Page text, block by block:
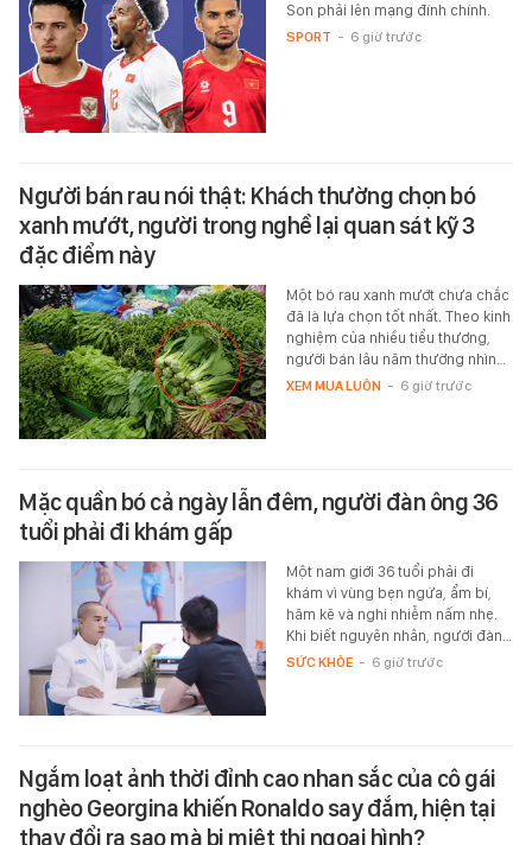
Son phải lên mạng đính chính.
SPORT - 6 giờ trước
Người bán rau nói thật: Khách thường chọn bó
xanh mướt, người trong nghề lại quan sát kỹ 3
đặc điểm này
Một bó rau xanh mướt chưa chắc
đã là lựa chọn tốt nhất. Theo kinh
nghiệm của nhiều tiểu thương,
người bán lâu năm thường nhìn…
XEM MUA LUÔN - 6 giờ trước
Mặc quần bó cả ngày lẫn đêm, người đàn ông 36
tuổi phải đi khám gấp
Một nam giới 36 tuổi phải đi
khám vì vùng bẹn ngứa, ẩm bí,
hăm kẽ và nghi nhiễm nấm nhẹ.
Khi biết nguyên nhân, người đàn…
SỨC KHỎE - 6 giờ trước
Ngắm loạt ảnh thời đỉnh cao nhan sắc của cô gái
nghèo Georgina khiến Ronaldo say đắm, hiện tại
thay đổi ra sao mà bị miệt thị ngoại hình?